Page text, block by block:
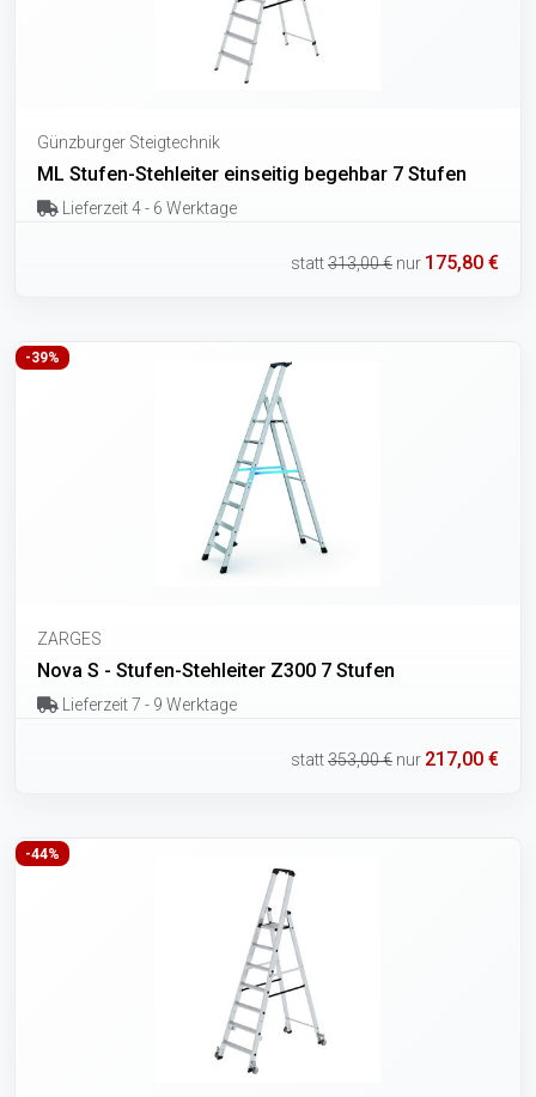
Günzburger Steigtechnik
ML Stufen-Stehleiter einseitig begehbar 7 Stufen
Lieferzeit 4 - 6 Werktage
statt313,00 € nur 175,80 €
-39%
ZARGES
Nova S - Stufen-Stehleiter Z300 7 Stufen
Lieferzeit 7 - 9 Werktage
statt353,00 € nur 217,00 €
-44%